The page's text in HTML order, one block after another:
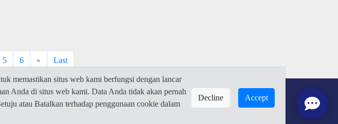
5 6 » Last
memastikan situs web kami berfungsi dengan lancar
Anda di situs web kami. Data Anda tidak akan pernah
atau Batalkan terhadap penggunaan cookie dalam
Decline Accept
-Privacy Policy